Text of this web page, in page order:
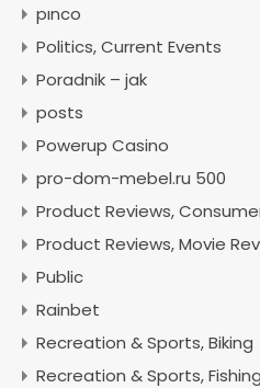
pınco
Politics, Current Events
Poradnik – jak
posts
Powerup Casino
pro-dom-mebel.ru 500
Product Reviews,
Product Reviews, Movie
Public
Rainbet
Recreation & Sports, Biking
Recreation & Sports, Fishing